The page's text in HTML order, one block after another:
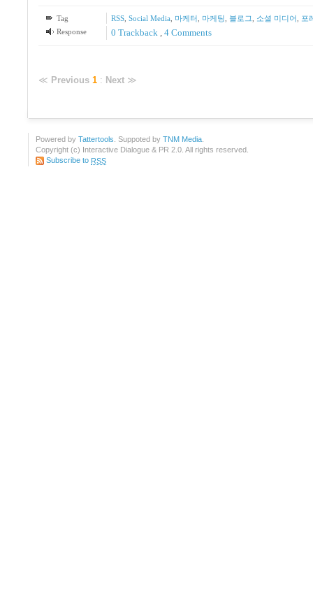
Tag RSS, Social Media 마케터 마케팅 블로그 소셜 미디어
포
Response
0 Trackback 4Comments
≪ Previous 1 : Next ≫
Powered by Tattertools . Suppoted by TNM Media
Copyright (c) Interactive Dialogue & PR 2.0. All rights reserved.
Subscribe to RSS